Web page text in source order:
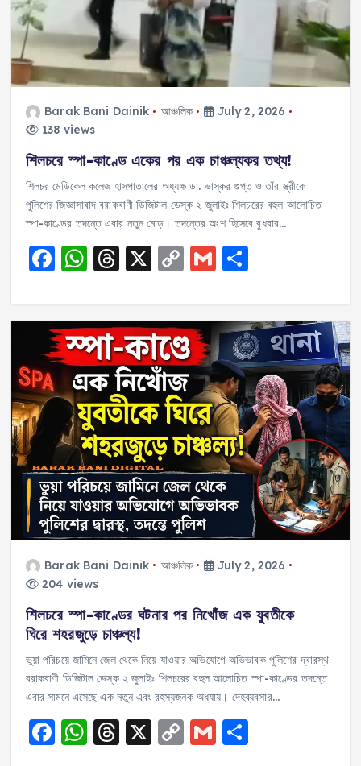
Barak Bani Dainik আঞ্চলিক
July 2, 2026
138 views
শিলচরে স্পা-কাণ্ডে একের পর এক চাঞ্চল্যকর তথ্য!
শিলচর মেডিকেল কলেজ হাসপাতালের অধ্যক্ষ ডা. ভাস্কর গুপ্ত ও তাঁর স্ত্রীকে
পুলিশের জিজ্ঞাসাবাদ বরাকবাণী ডিজিটাল ডেস্ক ২ জুলাইঃ শিলচরের বহুল আলোচিত
স্পা-কাণ্ডের তদন্তে এবার নতুন মোড়। তদন্তের অংশ হিসেবে বুধবার…
F
c
e
b
o
o
k
W
a
ts
A
p
p
T
re
a
d
s
X C
p
y
Li
n
k
G
ai
l
S
a
re
Barak Bani Dainik আঞ্চলিক
July 2, 2026
204 views
শিলচরে স্পা-কাণ্ডের ঘটনার পর নিখোঁজ এক যুবতীকে
ঘিরে শহরজুড়ে চাঞ্চল্য!
ভুয়া পরিচয়ে জামিনে জেল থেকে নিয়ে যাওয়ার অভিযোগে অভিভাবক পুলিশের দ্বারস্থ
বরাকবাণী ডিজিটাল ডেস্ক ২ জুলাইঃ শিলচরের বহুল আলোচিত স্পা-কাণ্ডের তদন্তে
এবার সামনে এসেছে এক নতুন এবং রহস্যজনক অধ্যায়। দেহব্যবসার…
F WT X C G S